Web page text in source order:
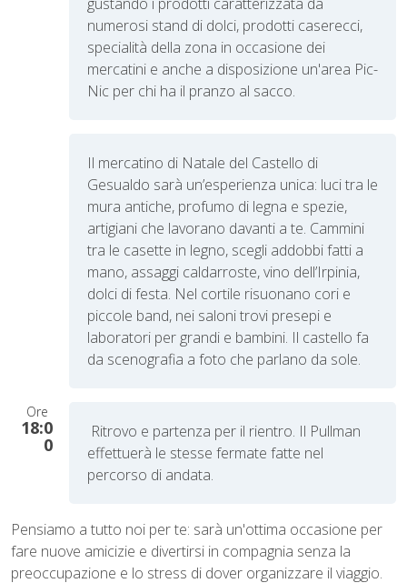
numerosi stand di dolci, prodotti caserecci,
specialità della zona in occasione dei
mercatini e anche a disposizione un'area Pic-
Nic per chi ha il pranzo al sacco.
Il mercatino di Natale del Castello di
Gesualdo sarà un’esperienza unica: luci tra le
mura antiche, profumo di legna e spezie,
artigiani che lavorano davanti a te. Cammini
tra le casette in legno, scegli addobbi fatti a
mano, assaggi caldarroste, vino dell’Irpinia,
dolci di festa. Nel cortile risuonano cori e
piccole band, nei saloni trovi presepi e
laboratori per grandi e bambini. Il castello fa
da scenografia a foto che parlano da sole.
Ore
18:0
0
Ritrovo e partenza per il rientro. Il Pullman
effettuerà le stesse fermate fatte nel
percorso di andata.
Pensiamo a tutto noi per te: sarà un'ottima occasione per
fare nuove amicizie e divertirsi in compagnia senza la
preoccupazione e lo stress di dover organizzare il viaggio.